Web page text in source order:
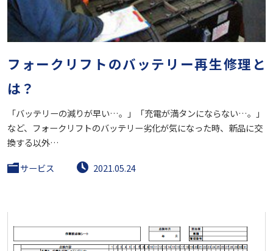
フォークリフトのバッテリー再生修理と
は？
「バッテリーの減りが早い…。」「充電が満タンにならない…。」
など、フォークリフトのバッテリー劣化が気になった時、新品に交
換する以外…
サービス
2021.05.24